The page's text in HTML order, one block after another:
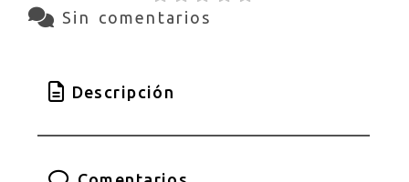
Sin comentarios
Descripción